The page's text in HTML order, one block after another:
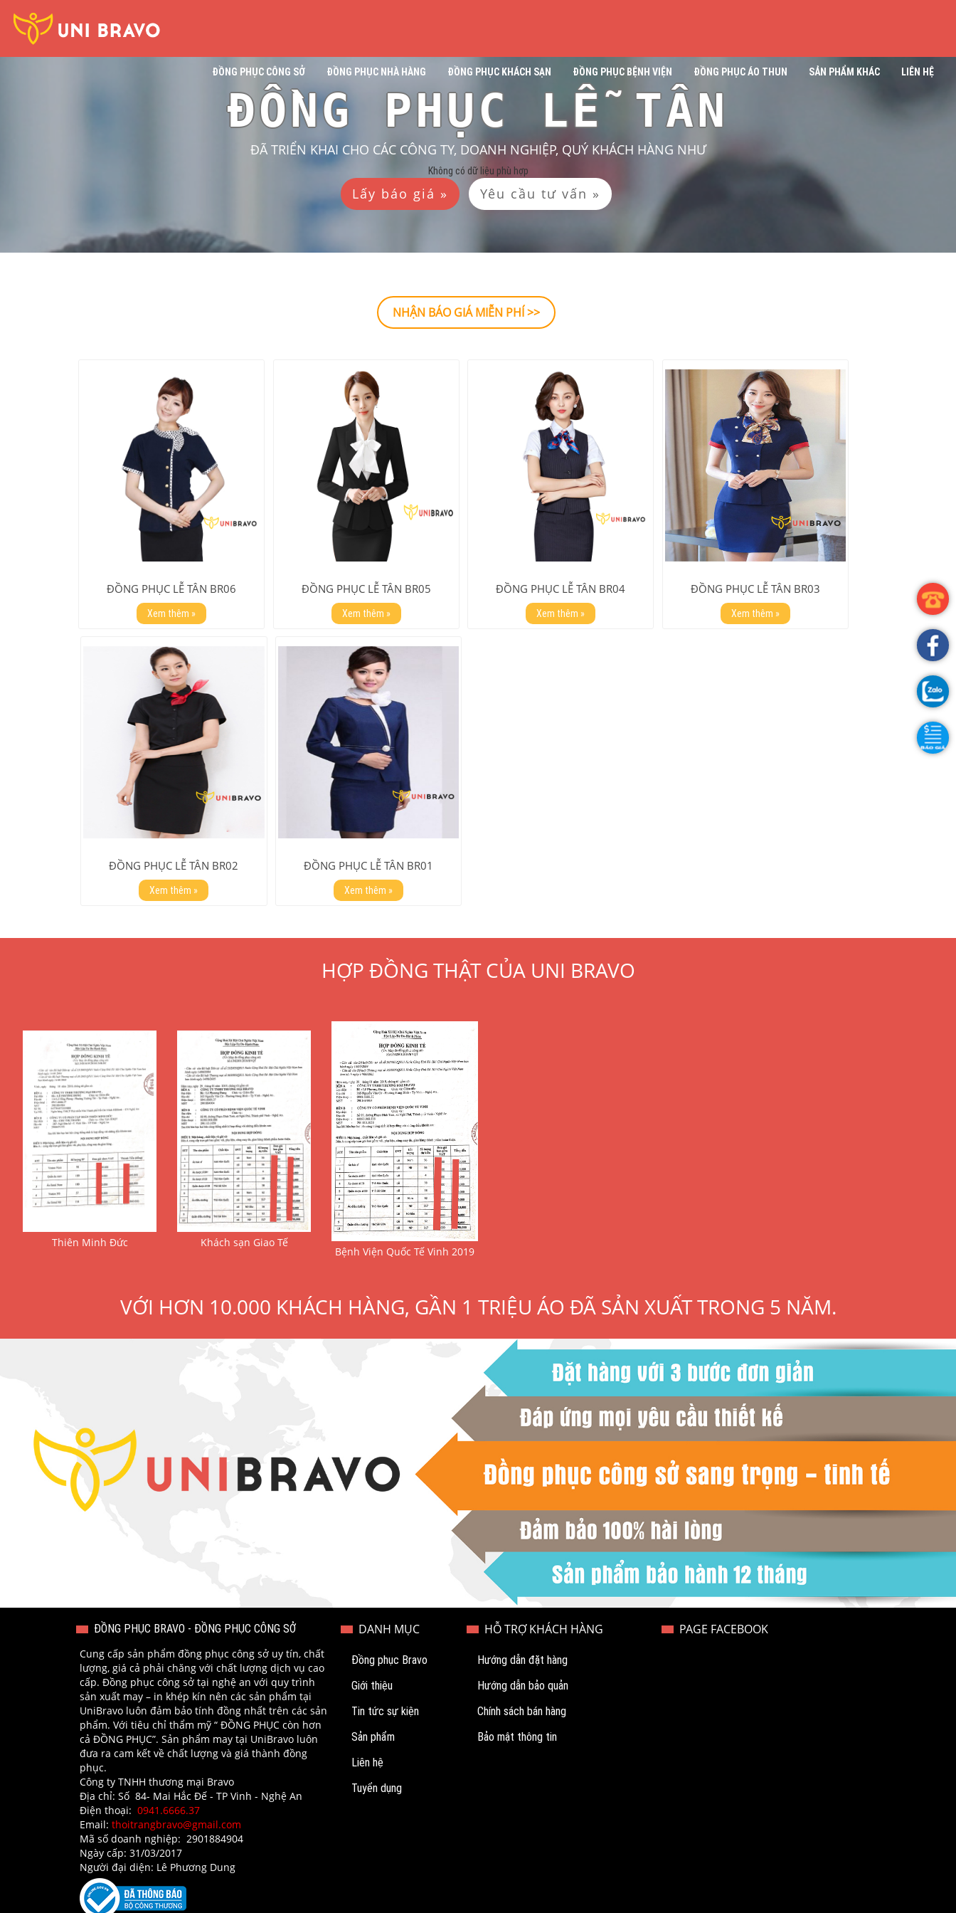
ĐỒNG PHỤC CÔNG SỞ ĐỒNG PHỤC NHÀ HÀNG ĐỒNG PHỤC KHÁCH SẠN ĐỒNG PHỤC BỆNH VIỆN ĐỒNG PHỤC ÁO THUN SẢN PHẨM KHÁC LIÊN HỆ
ĐỒNG PHỤC LỄ TÂN
ĐÃ TRIỂN KHAI CHO CÁC CÔNG TY, DOANH NGHIỆP, QUÝ KHÁCH HÀNG NHƯ
Không có dữ liệu phù hợp
Lấy báo giá » Yêu cầu tư vấn »
NHẬN BÁO GIÁ MIỄN PHÍ >>
ĐỒNG PHỤC LỄ TÂN BR06
Xem thêm »
ĐỒNG PHỤC LỄ TÂN BR05
Xem thêm »
ĐỒNG PHỤC LỄ TÂN BR04
Xem thêm »
ĐỒNG PHỤC LỄ TÂN BR03
Xem thêm »
ĐỒNG PHỤC LỄ TÂN BR02
Xem thêm »
ĐỒNG PHỤC LỄ TÂN BR01
Xem thêm »
HỢP ĐỒNG THẬT CỦA UNI BRAVO
Thiên Minh Đức Khách sạn Giao Tế
Bệnh Viện Quốc Tế Vinh 2019
VỚI HƠN 10.000 KHÁCH HÀNG, GẦN 1 TRIỆU ÁO ĐÃ SẢN XUẤT TRONG 5 NĂM.
ĐỒNG PHỤC BRAVO - ĐỒNG PHỤC CÔNG SỞ
Cung cấp sản phẩm đồng phục công sở uy tín, chất
lượng, giá cả phải chăng với chất lượng dịch vụ cao
cấp. Đồng phục công sở tại nghệ an với quy trình
sản xuất may – in khép kín nên các sản phẩm tại
UniBravo luôn đảm bảo tính đồng nhất trên các sản
phẩm. Với tiêu chỉ thẩm mỹ “ ĐỒNG PHỤC còn hơn
cả ĐỒNG PHỤC”. Sản phẩm may tại UniBravo luôn
đưa ra cam kết về chất lượng và giá thành đồng
phục.
Công ty TNHH thương mại Bravo
Địa chỉ: Số 84- Mai Hắc Đế - TP Vinh - Nghệ An​
Điện thoại: 0941.6666.37
Email: thoitrangbravo@gmail.com
Mã số doanh nghiệp: 2901884904
Ngày cấp: 31/03/2017
Người đại diện: Lê Phương Dung
DANH MỤC
Đồng phục Bravo
Giới thiệu
Tin tức sự kiện
Sản phẩm
Liên hệ
Tuyển dụng
HỖ TRỢ KHÁCH HÀNG
Hướng dẫn đặt hàng
Hướng dẫn bảo quản
Chính sách bán hàng
Bảo mật thông tin
PAGE FACEBOOK